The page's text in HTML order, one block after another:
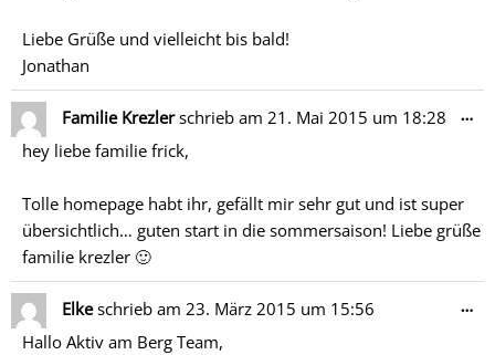
Liebe Grüße und vielleicht bis bald!
Jonathan
Familie Krezlerschrieb am 21. Mai 2015 um 18:28
hey liebe familie frick,
Tolle homepage habt ihr, gefällt mir sehr gut und ist super
übersichtlich… guten start in die sommersaison! Liebe grüße
familie krezler 🙂
…
Elkeschrieb am 23. März 2015 um 15:56
Hallo Aktiv am Berg Team,
…